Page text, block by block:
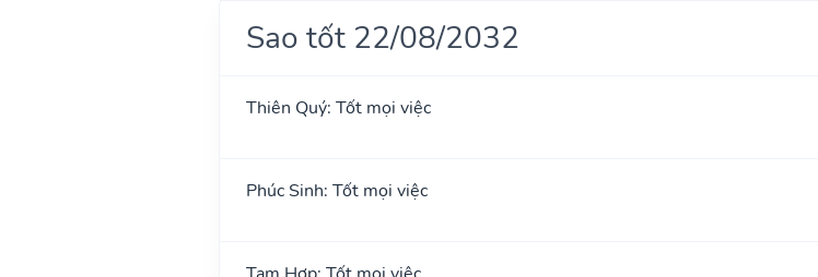
Sao tốt 22/08/2032
Thiên Quý: Tốt mọi việc
Phúc Sinh: Tốt mọi việc